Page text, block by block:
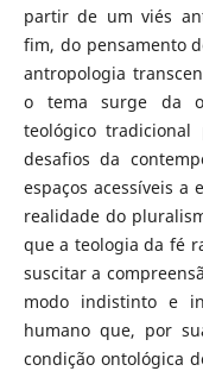
partir de um viés
fim, do pensamento
antropologia
o tema surge da
teológico
desafios da
espaços acessíveis a
realidade do
que a teologia da fé
suscitar a
modo indistinto e
humano que, por
condição ontológica